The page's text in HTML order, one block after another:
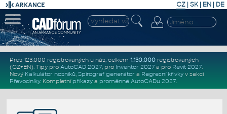
CZ | SK| EN | DE
Přes 123.000 registrovaných u nás, celkem 1.130.000registrovaných
(CZ+EN). Tipy pro AutoCAD 2027, pro Inventor 2027a pro Revit 2027.
Nový Kalkulátor nosníků, Spirograf generátor a Regresní křivkyv sekci
Převodníky. Kompletní příkazya proměnné AutoCADu 2027.